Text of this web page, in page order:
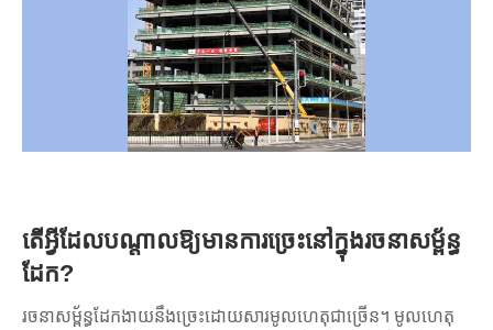
តើអ្វីដែលបណ្តាលឱ្យមានការច្រេះនៅក្នុងរចនាសម្ព័ន្ធ
ដែក?
រចនាសម្ព័ន្ធដែកងាយនឹងច្រេះដោយសារមូលហេតុជាច្រើន។ មូលហេតុ